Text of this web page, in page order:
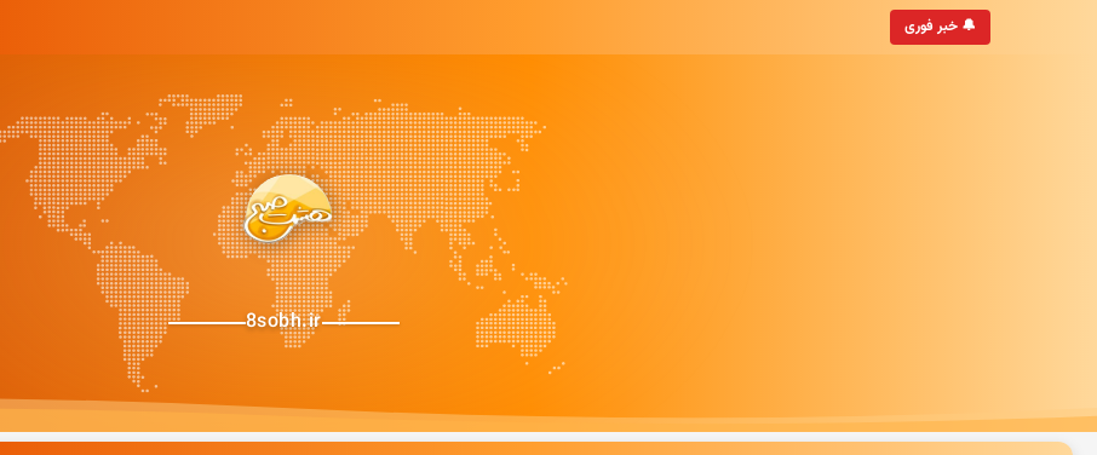
🔔 خبر فوری
• به‌روزترین خبرگزاری ایرانی
8sobh.ir